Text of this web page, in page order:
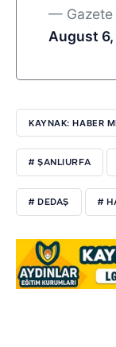
— Gazete
August
KAYNAK: HABER
# ŞANLIURFA
# DEDAŞ #